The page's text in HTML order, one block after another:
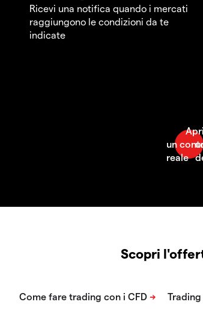
Ricevi una notifica quando i mercati
raggiungono le condizioni da te
indicate
Scopri